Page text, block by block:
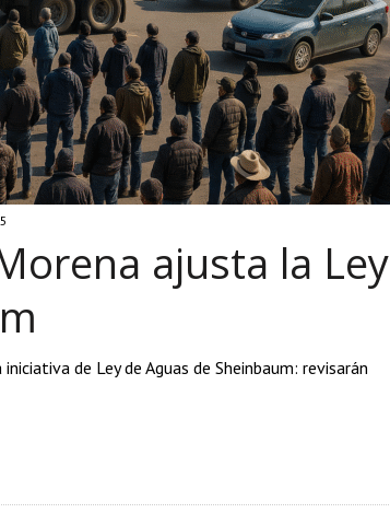
ajusta la Ley
de Ley de Aguas de Sheinbaum: revisarán